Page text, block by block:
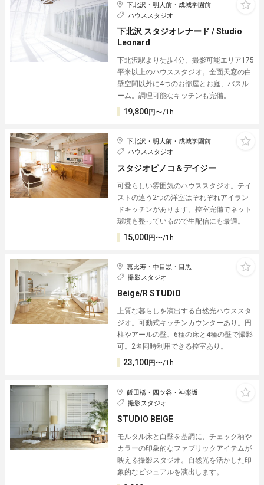
下北沢・明大前・成城学園前
ハウススタジオ
下北沢 スタジオレナード / Studio
Leonard
下北沢駅より徒歩4分、撮影可能エリア175
平米以上のハウススタジオ。全面天窓の白
壁空間以外に4つのお部屋とお庭、バスル
ーム。調理可能なキッチンも完備。
19,800円〜/1h
下北沢・明大前・成城学園前
ハウススタジオ
スタジオピノコ＆デイジー
可愛らしい雰囲気のハウススタジオ。テイ
ストの違う2つの洋室はそれぞれアイラン
ドキッチンがあります。控室完備でネット
環境も整っているので生配信にも最適。
15,000円〜/1h
恵比寿・中目黒・目黒
撮影スタジオ
Beige/R STUDiO︎
上質な暮らしを演出する自然光ハウススタ
ジオ。可動式キッチンカウンターあり。円
柱やアールの壁、6種の床と4種の壁︎で撮影
可。2名同時利用できる控室あり。
23,100円〜/1h
飯田橋・四ツ谷・神楽坂
撮影スタジオ
STUDIO BEIGE
モルタル床と白壁を基調に、チェック柄や
カラーの印象的なファブリックアイテムが
映える撮影スタジオ。自然光を活かした印
象的なビジュアルを演出します。